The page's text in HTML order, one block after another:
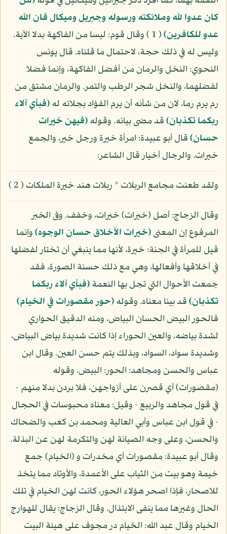
كان عدوا لله وملائكته ورسوله وجبريل وميكال فان الله
عدو للكافرين)
( 1 ) وقال قوم: ليسا من الفاكهة بدلا الآية.
وليس له في ذلك حجة، لاحتمال ما قلناه. قال يونس
النحوي: النخل والرمان من أفضل الفاكهة، وإنما فضلا
لفضلهما، والنخل شجر الرطب والتمر. والرمان مشتق من
رم يرم رما، لان من شأنه أن يرم الفؤاد بجلائه له(فبأي آلاء
ربكما تكذبان)قد مضى بيانه. وقوله(فيهن خيرات
حسان)قال أبو عبيدة: امرأة خيرة ورجل خير، والجمع
خيرات. والرجال أخيار قال الشاعر:
ولقد طعنت مجامع الربلات * ربلات هند خيرة الملكات ( 2 )
وقال الزجاج: أصل (خيرات) خيرات، وخفف. وفى الخبر
المرفوع إن المعنى(خيرات الأخلاق حسان الوجوه)وإنما
قيل للمرأة في الجنة: خيرة، لأنها مما ينبغي أن تختار لفضلها
في أخلاقها وأفعالها، وهي مع ذلك حسنة الصورة، فقد
جمعت الأحوال التي تجل بها النعمة(فبأي آلاء ربكما
تكذبان)قد بينا معناه. وقوله(حور مقصورات في الخيام)
فالحور البيض الحسان البياض، ومنه الدقيق الحواري
لشدة بياضه، والعين الحوراء إذا كانت شديدة بياض البياض،
وشديدة سواد، السواد، وبذلك يتم حسن العين. وقال ابن
عباس والحسن ومجاهد: الحور: البيض. وقوله
(مقصورات) أي قصرن على أزواجهن، فلا بردن بدلا منهم -
في قول مجاهد والربيع - وقيل: معناه محبوسات في الحجال
- في قول ابن عباس وأبي العالية ومحمد بن كعب والضحاك
والحسن، وعلى وجه الصيانة لهن والتكرمة لهن عن البذلة.
وقال أبو عبيدة: مقصورات أي مخدرات و (الخيام) جمع
خيمة وهو بيت من الثياب على الأعمدة، والأوتاد مما يتخذ
للاصحار، فإذا اصحر هؤلاء الحور، كانت لهن الخيام في تلك
الحال وغيرها مما ينفى الابتذال. وقال الزجاج: يقال للهوارج
الخيام وقال عبد الله: الخيام در مجوف على هيئة البيت